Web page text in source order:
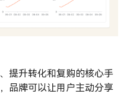
提升转化和复购的核心手
品牌可以让用户主动分享